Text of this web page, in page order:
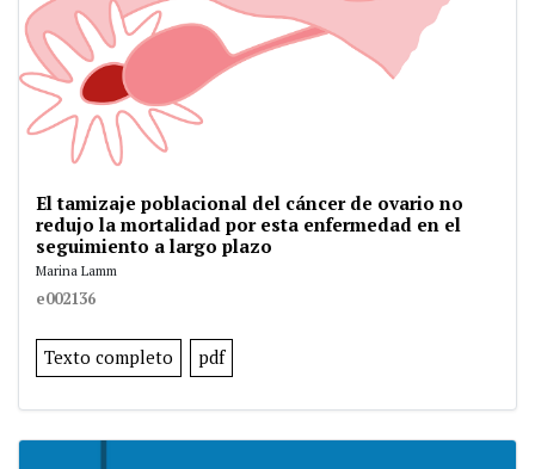
El tamizaje poblacional del cáncer de ovario no
redujo la mortalidad por esta enfermedad en el
seguimiento a largo plazo
Marina Lamm
e002136
Texto completo pdf